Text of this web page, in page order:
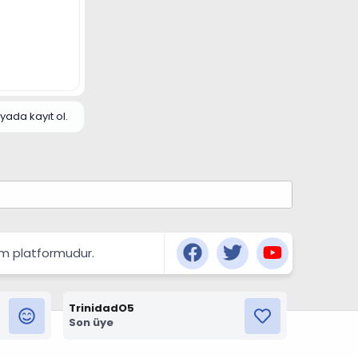
kayıt ol.
platformudur.
TrinidadO5
Son üye